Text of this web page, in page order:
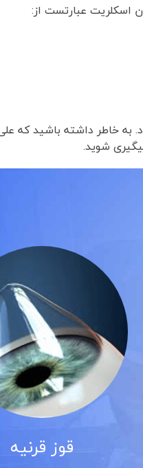
اسکلریت عبارتست از:
به خاطر داشته باشید که
شوید.
قوز قرنیه